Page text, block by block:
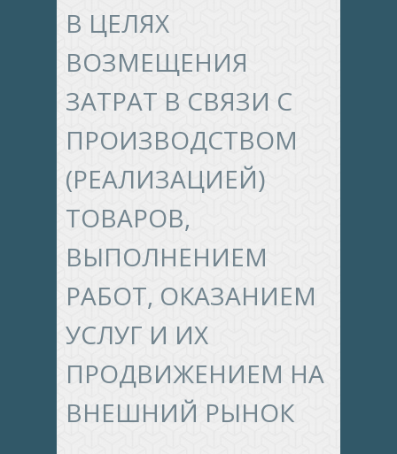
В ЦЕЛЯХ
ВОЗМЕЩЕНИЯ
ЗАТРАТ В СВЯЗИ С
ПРОИЗВОДСТВОМ
(РЕАЛИЗАЦИЕЙ)
ТОВАРОВ,
ВЫПОЛНЕНИЕМ
РАБОТ, ОКАЗАНИЕМ
УСЛУГ И ИХ
ПРОДВИЖЕНИЕМ НА
ВНЕШНИЙ РЫНОК